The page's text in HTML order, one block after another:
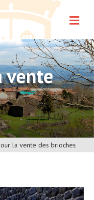
vente
la vente des brioches